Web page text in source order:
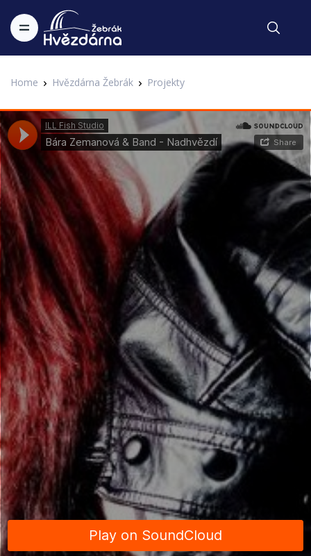
Home Hvězdárna Žebrák Projekty
Festival hvězd
Bára Zemanová & Band - Nadhvězdí
2. IAHF - 2. Internetový astronomický hudební festival Hvězdárny
Žebrák
Zapsal Administrator v 22.01.2017
V našem hudebním seriálu vás už druhým rokem vyzýváme,
abyste napsali i vy svůj hudební tip na astropísničku. Od
Heleny z Plzně tu máme Nadhvězdí od Báry Zemanové...
BÁRA ZEMANOVÁ & BAND - NADHVĚZDÍ
(B.Zemanová, T.Mouřenec)
Noc ve mně usíná
Tma si mě převrací,
Proč zrovna já pod vírem ovací.
Vinná i nevinná,
Povzdech či příčina
Nebo snad vidina, že jsem v tom jediná.
Tma se mnou hází jak s raněnou srnou,
Satan se raduje, andělé trnou.
Chodidla tančí na hrotech špendlíků,
Kdosi je za dveřmi, nedosáhnu na kliku.
Pokus o dvojbytnost byl marný.
Kašleme na hrdost v přepočtu na dny.